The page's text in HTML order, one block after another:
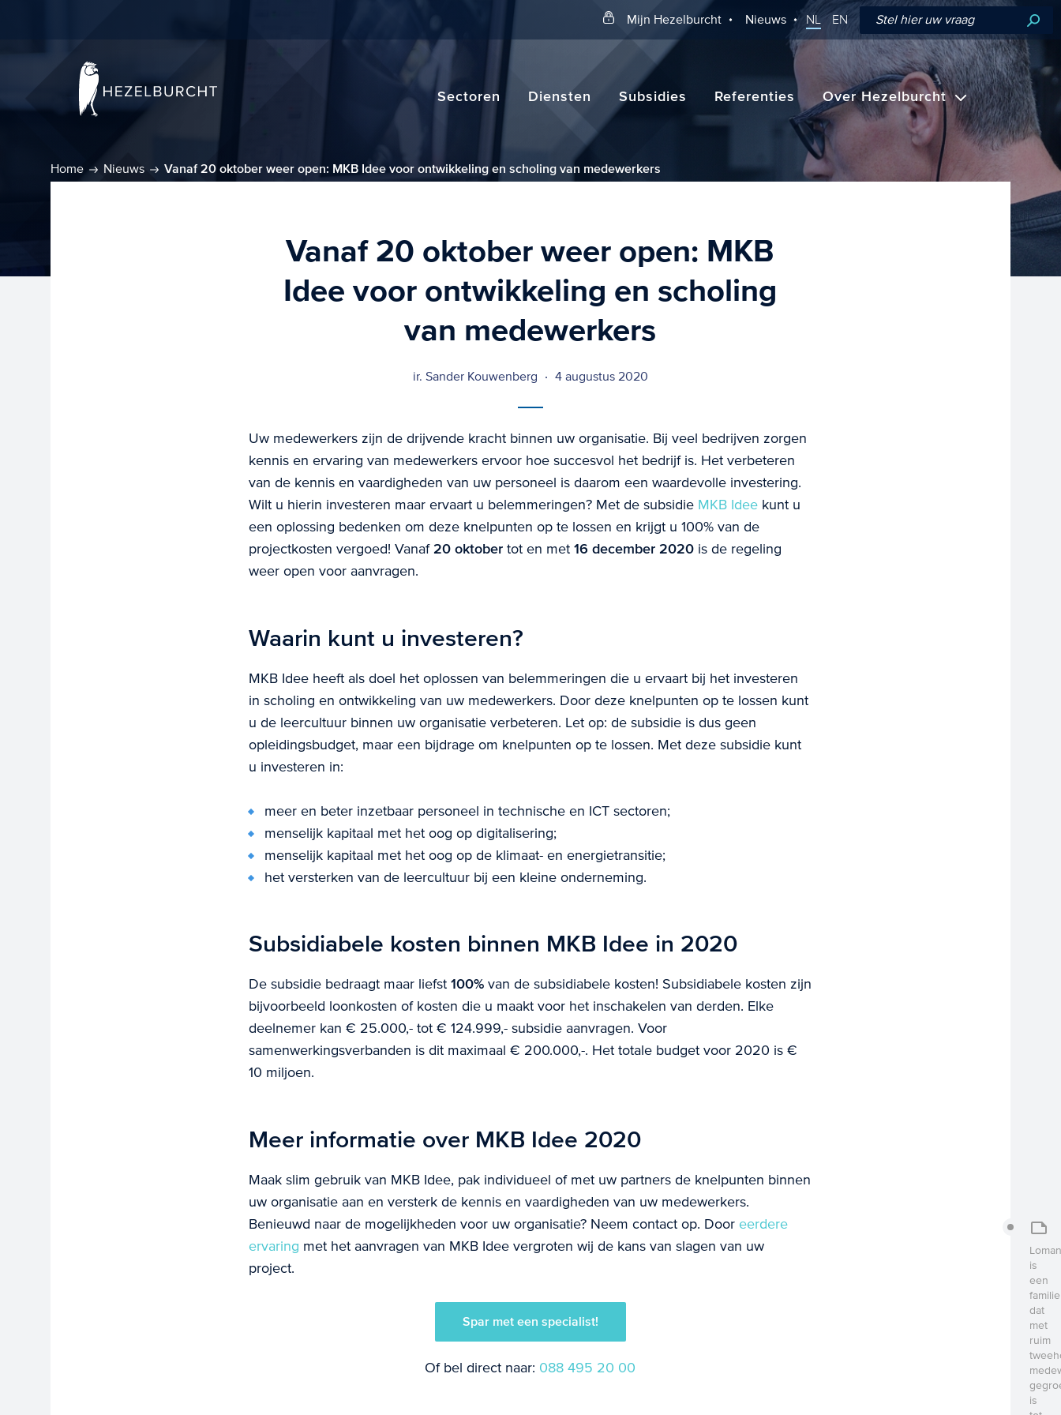
Mijn Hezelburcht Nieuws NL EN
Zoeken
Sectoren Diensten Subsidies Referenties Over Hezelburcht
Home Nieuws Vanaf 20 oktober weer open: MKB Idee voor ontwikkeling en scholing van medewerkers
Vanaf 20 oktober weer open: MKB
Idee voor ontwikkeling en scholing
van medewerkers
ir. Sander Kouwenberg 4 augustus 2020
Uw medewerkers zijn de drijvende kracht binnen uw organisatie. Bij veel bedrijven zorgen
kennis en ervaring van medewerkers ervoor hoe succesvol het bedrijf is. Het verbeteren
van de kennis en vaardigheden van uw personeel is daarom een waardevolle investering.
Wilt u hierin investeren maar ervaart u belemmeringen? Met de subsidie MKB Ideekunt u
een oplossing bedenken om deze knelpunten op te lossen en krijgt u 100% van de
projectkosten vergoed! Vanaf20 oktobertot en met16 december 2020is de regeling
weer open voor aanvragen.
Waarin kunt u investeren?
MKB Idee heeft als doel het oplossen van belemmeringen die u ervaart bij het investeren
in scholing en ontwikkeling van uw medewerkers. Door deze knelpunten op te lossen kunt
u de leercultuur binnen uw organisatie verbeteren. Let op: de subsidie is dus geen
opleidingsbudget, maar een bijdrage om knelpunten op te lossen. Met deze subsidie kunt
u investeren in:
meer en beter inzetbaar personeel in technische en ICT sectoren;
menselijk kapitaal met het oog op digitalisering;
menselijk kapitaal met het oog op de klimaat- en energietransitie;
het versterken van de leercultuur bij een kleine onderneming.
Subsidiabele kosten binnen MKB Idee in 2020
De subsidie bedraagt maar liefst 100%van de subsidiabele kosten! Subsidiabele kosten zijn
bijvoorbeeld loonkosten of kosten die u maakt voor het inschakelen van derden. Elke
deelnemer kan € 25.000,- tot € 124.999,- subsidie aanvragen. Voor
samenwerkingsverbanden is dit maximaal € 200.000,-. Het totale budget voor 2020 is €
10 miljoen.
Meer informatie over MKB Idee 2020
Maak slim gebruik van MKB Idee, pak individueel of met uw partners de knelpunten binnen
uw organisatie aan en versterk de kennis en vaardigheden van uw medewerkers.
Benieuwd naar de mogelijkheden voor uw organisatie? Neem contact op. Door eerdere
ervaring
is
een
dat
met
ruim
is
met het aanvragen van MKB Idee vergroten wij de kans van slagen van uw
project.
Spar met een specialist!
Of bel direct naar: 088 495 20 00